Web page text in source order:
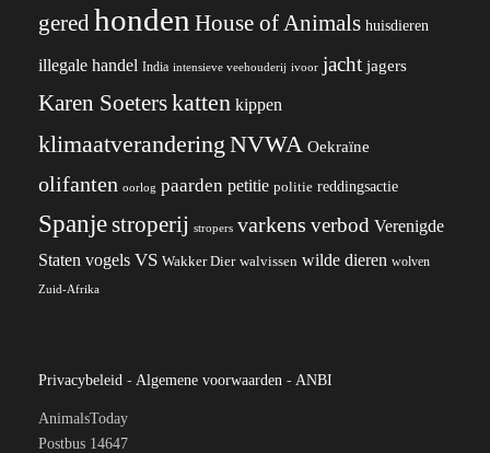
gered honden House of Animals huisdieren
illegale handel India intensieve veehouderij ivoor jacht jagers
Karen Soeterskatten kippen
klimaatverandering NVWA Oekraïne
olifanten oorlog paarden petitie politie reddingsactie
Spanjestroperij stropers varkens verbod Verenigde
Staten vogels VS Wakker Dier walvissen wilde dieren wolven
Zuid-Afrika
Privacybeleid - Algemene voorwaarden - ANBI
AnimalsToday
Postbus 14647